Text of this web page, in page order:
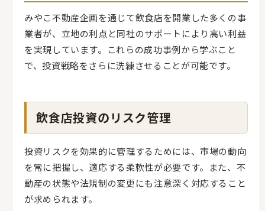
みやこ不動産企画を通じて飲食店を開業した多くの事
業者が、立地の利点と同社のサポートにより高い利益
を実現しています。これらの成功事例から学ぶこと
で、投資戦略をさらに洗練させることが可能です。
飲食店投資のリスク管理
投資リスクを効果的に管理するためには、市場の動向
を常に把握し、適応する柔軟性が必要です。また、不
動産の状態や法規制の変更にも注意深く対応すること
が求められます。